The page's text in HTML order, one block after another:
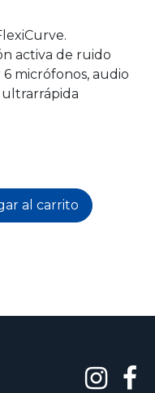
activa de ruido
micrófonos, audio
ultrarrápida
al carrito